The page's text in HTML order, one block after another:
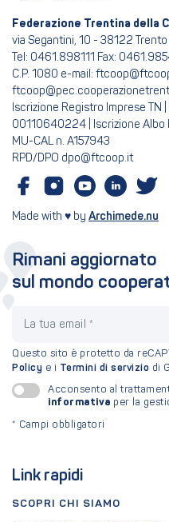
Federazione Trentina della
via Segantini, 10 - 38122 Trento
Tel: 0461.898111 Fax:
C.P. 1080 e-mail:
Iscrizione Registro Imprese TN
00110640224 | Iscrizione Albo
MU-CAL n. A157943
RPD/DPO dpo@ftcoop.it
Made with ♥ by Archimede.nu
Link rapidi
SCOPRI CHI SIAMO
Rimani aggiornato
sul mondo
Questo sito è protetto da
Policy e i Termini di servizio di
Acconsento al
informativa per la
* Campi obbligatori